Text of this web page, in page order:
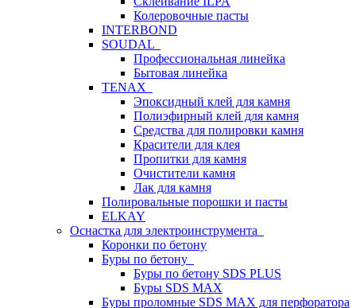
Колеровочные пасты
INTERBOND
SOUDAL
Профессиональная линейка
Бытовая линейка
TENAX
Эпоксидный клей для камня
Полиэфирный клей для камня
Средства для полировки камня
Красители для клея
Пропитки для камня
Очистители камня
Лак для камня
Полировальные порошки и пасты
ELKAY
Оснастка для электроинструмента
Коронки по бетону
Буры по бетону
Буры по бетону SDS PLUS
Буры SDS MAX
Буры проломные SDS MAX для перфоратора